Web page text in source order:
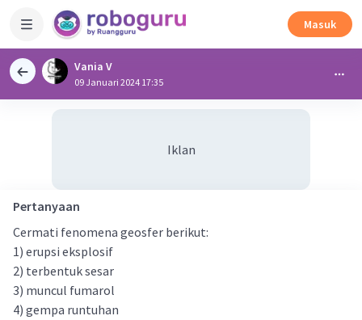
Masuk
Vania V
09 Januari 2024 17:35
Iklan
Pertanyaan
Cermati fenomena geosfer berikut:
1) erupsi eksplosif
2) terbentuk sesar
3) muncul fumarol
4) gempa runtuhan